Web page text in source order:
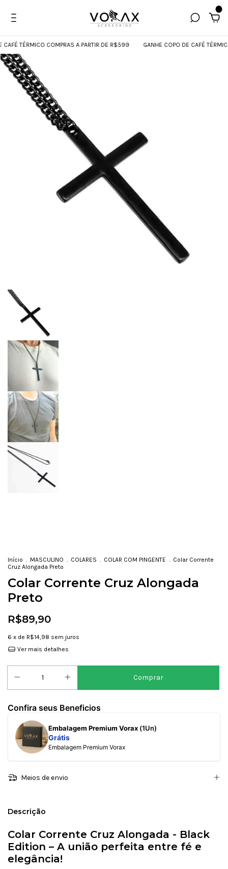
TÉRMICO COMPRAS A PARTIR DE R$599 GANHE COPO DE CAFÉ
Início . MASCULINO . COLARES . COLAR COM PINGENTE . Colar Corrente
Cruz Alongada Preto
Colar Corrente Cruz Alongada
Preto
R$89,90
6 x de R$14,98 sem juros
Ver mais detalhes
Confira seus Beneficios
Embalagem Premium Vorax (1Un)
Grátis
Embalagem Premium Vorax
Meios de envio
Descrição
Colar Corrente Cruz Alongada - Black
Edition – A união perfeita entre fé e
elegância!